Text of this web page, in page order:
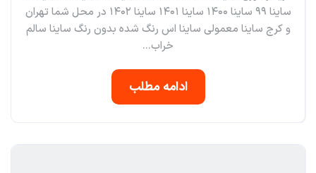
ساینا ۹۹ ساینا ۱۴۰۰ ساینا ۱۴۰۱ ساینا ۱۴۰۲ در محل شما تهران
و کرج ساینا معمولی ساینا اس رنگ شده بدون رنگ ساینا سالم
خراب...
ادامه مطلب